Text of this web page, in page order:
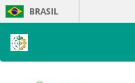
Skip
navigation
BRASIL